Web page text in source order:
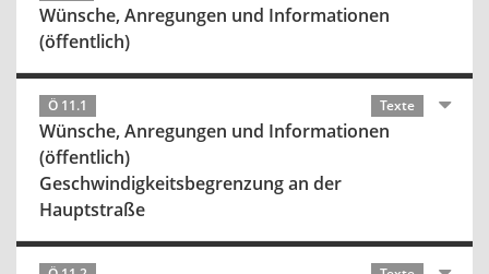
Wünsche, Anregungen und Informationen
(öffentlich)
Ö 11.1 Texte
Wünsche, Anregungen und Informationen
(öffentlich)
Geschwindigkeitsbegrenzung an der
Hauptstraße